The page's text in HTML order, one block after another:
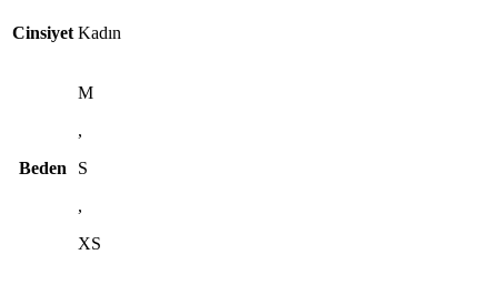
Cinsiyet Kadın
Beden
M
,
S
,
XS